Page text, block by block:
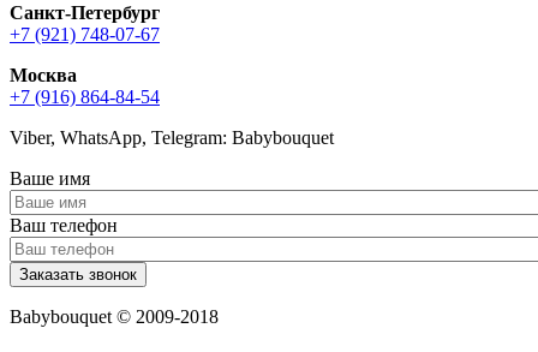
Санкт-Петербург
+7 (921) 748-07-67
Москва
+7 (916) 864-84-54
Viber, WhatsApp, Telegram: Babybouquet
Ваше имя
Ваш телефон
Babybouquet © 2009-2018